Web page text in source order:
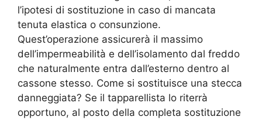
l’ipotesi di sostituzione in caso di mancata
tenuta elastica o consunzione.
Quest’operazione assicurerà il massimo
dell’impermeabilità e dell’isolamento dal freddo
che naturalmente entra dall’esterno dentro al
cassone stesso. Come si sostituisce una stecca
danneggiata? Se il tapparellista lo riterrà
opportuno, al posto della completa sostituzione